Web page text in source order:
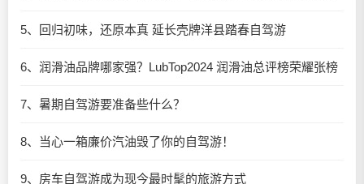
5、回归初味，还原本真 延长壳牌洋县踏春自驾游
6、润滑油品牌哪家强？LubTop2024 润滑油总评榜荣耀张榜
7、暑期自驾游要准备些什么？
8、当心一箱廉价汽油毁了你的自驾游！
9、房车自驾游成为现今最时髦的旅游方式